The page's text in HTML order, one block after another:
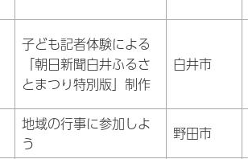
子ども記者体験による
「朝日新聞白井ふるさ
とまつり特別版」制作
白井市
地域の行事に参加しよ
う
野田市